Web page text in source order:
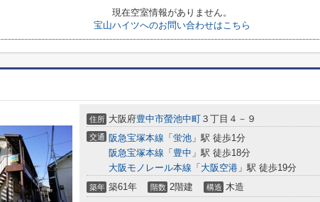
現在空室情報がありません。
宝山ハイツへのお問い合わせはこちら
住所 大阪府豊中市螢池中町 ３丁目４－９
交通 阪急宝塚本線 「 蛍池 」駅 徒歩1分
阪急宝塚本線 「 豊中 」駅 徒歩18分
大阪モノレール本線 「 大阪空港 」駅 徒歩19分
築年 築61年 階数 2階建 構造 木造